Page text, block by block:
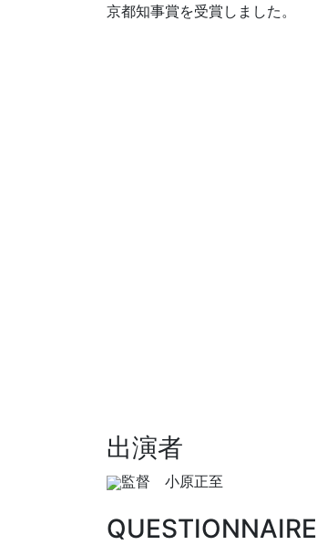
京都知事賞を受賞しました。
出演者
監督 小原正至
QUESTIONNAIRE